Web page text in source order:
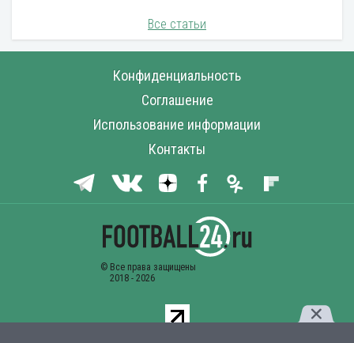
Все статьи
Конфиденциальность
Соглашение
Использование информации
Контакты